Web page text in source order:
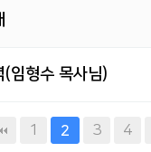
형수 목사님)
1 2 3 4